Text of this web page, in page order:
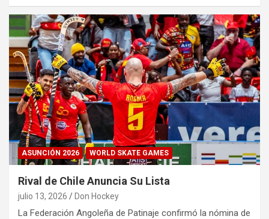
ASUNCIÓN 2026 WORLD SKATE GAMES
Rival de Chile Anuncia Su Lista
julio 13, 2026 Don Hockey
La Federación Angoleña de Patinaje confirmó la nómina de